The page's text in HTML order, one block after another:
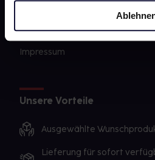
AGB
Impressum
Unsere Vorteile
Ausgewählte
Lieferung für sofort